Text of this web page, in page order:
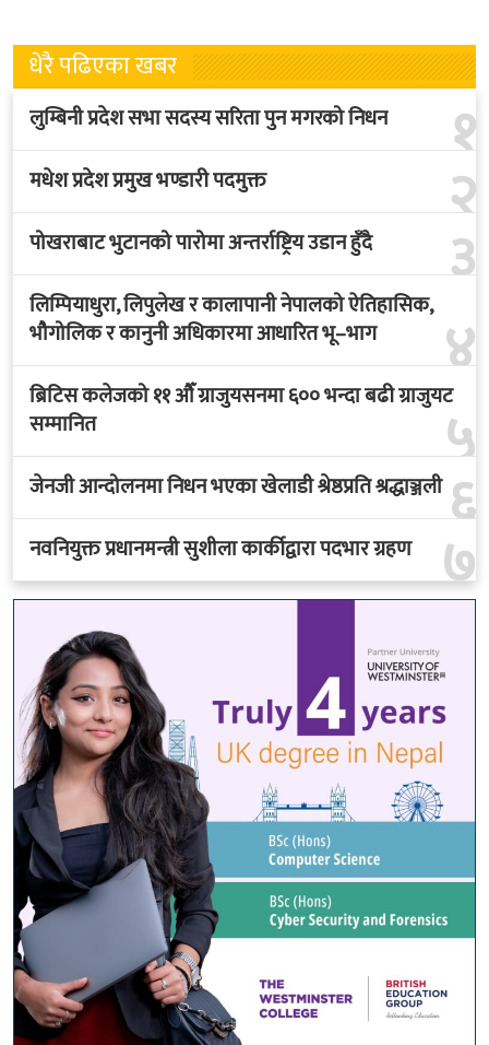
धेरै पढिएका खबर
१
लुम्बिनी प्रदेश सभा सदस्य सरिता पुन मगरको निधन
२
मधेश प्रदेश प्रमुख भण्डारी पदमुक्त
३
पोखराबाट भुटानको पारोमा अन्तर्राष्ट्रिय उडान हुँदै
४
लिम्पियाधुरा, लिपुलेख र कालापानी नेपालको ऐतिहासिक,
भौगोलिक र कानुनी अधिकारमा आधारित भू–भाग
५
ब्रिटिस कलेजको ११ औँ ग्राजुयसनमा ६०० भन्दा बढी ग्राजुयट
सम्मानित
६
जेनजी आन्दोलनमा निधन भएका खेलाडी श्रेष्ठप्रति श्रद्धाञ्जली
७
नवनियुक्त प्रधानमन्त्री सुशीला कार्कीद्वारा पदभार ग्रहण